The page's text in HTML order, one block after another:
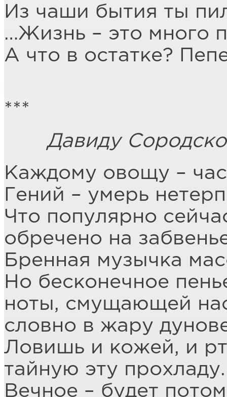
Из чаши бытия ты
…Жизнь – это много
А что в остатке?
***
Давиду
Каждому овощу –
Гений – умерь
Что популярно
обречено на
Бренная музычка
Но бесконечное
ноты, смущающей
словно в жару
Ловишь и кожей, и
тайную эту прохладу.
Вечное – будет